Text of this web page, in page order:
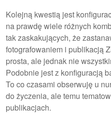
Kolejną kwestią jest
na prawdę wiele różnych
tak zaskakujących, że
fotografowaniem i publikacją
prosta, ale jednak nie
Podobnie jest z konfiguracją
To co czasami obserwuję u
do życzenia, ale temu
publikacjach.